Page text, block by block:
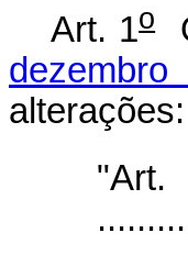
Art. 1o
alterações: